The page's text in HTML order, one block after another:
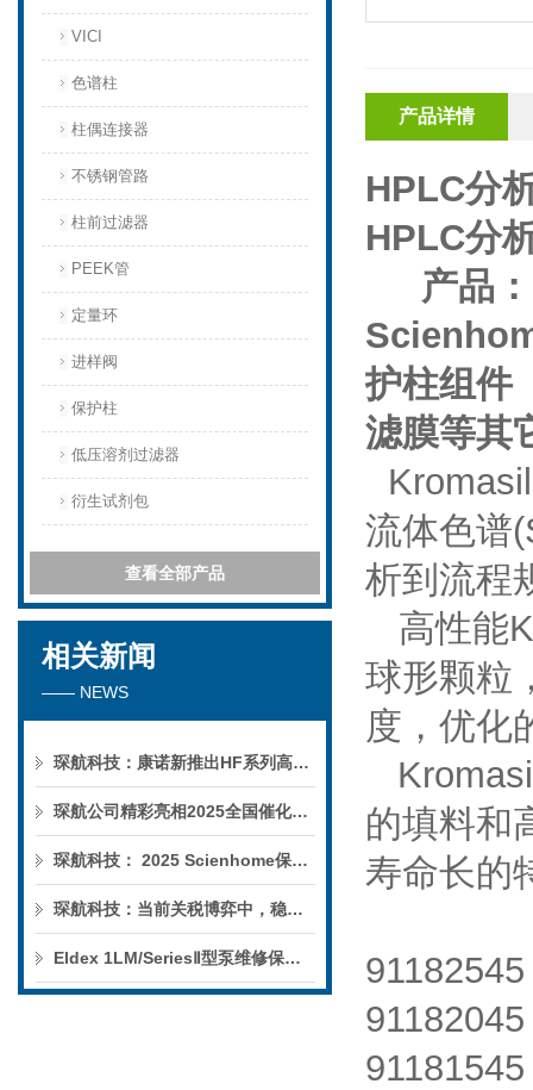
VICI
色谱柱
柱偶连接器
不锈钢管路
柱前过滤器
PEEK管
定量环
进样阀
保护柱
低压溶剂过滤器
衍生试剂包
查看全部产品
相关新闻
—— NEWS
琛航科技：康诺新推出HF系列高压恒流泵
琛航公司精彩亮相2025全国催化学术会议
琛航科技： 2025 Scienhome保护柱年中赠送活动
琛航科技：当前关税博弈中，稳定的货源可解您燃眉之急
Eldex 1LM/SeriesⅡ型泵维修保养服务
产品详情
HPLC分
HPLC分
产品：
护柱组件
滤膜等其
流体色谱
析到流程
高性能
球形颗粒
度，优化
的填料和
寿命长的
91182545
91182045
91181545